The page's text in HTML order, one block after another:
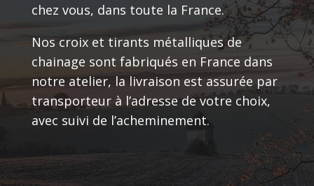
chez vous, dans toute la France.
Nos croix et tirants métalliques de
chainage sont fabriqués en France dans
notre atelier, la livraison est assurée par
transporteur à l’adresse de votre choix,
avec suivi de l’acheminement.